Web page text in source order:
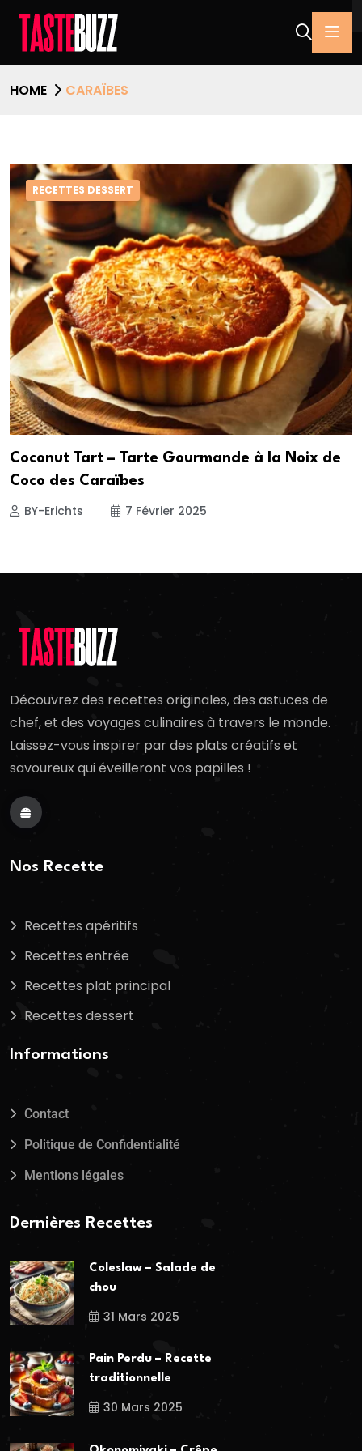
HOME CARAÏBES
RECETTES DESSERT
Coconut Tart – Tarte Gourmande à la Noix de
Coco des Caraïbes
BY-Erichts 7 Février 2025
Découvrez des recettes originales, des astuces de
chef, et des voyages culinaires à travers le monde.
Laissez-vous inspirer par des plats créatifs et
savoureux qui éveilleront vos papilles !
Nos Recette
Recettes apéritifs
Recettes entrée
Recettes plat principal
Recettes dessert
Informations
Contact
Politique de Confidentialité
Mentions légales
Dernières Recettes
Coleslaw – Salade de
chou
31 Mars 2025
Pain Perdu – Recette
traditionnelle
30 Mars 2025